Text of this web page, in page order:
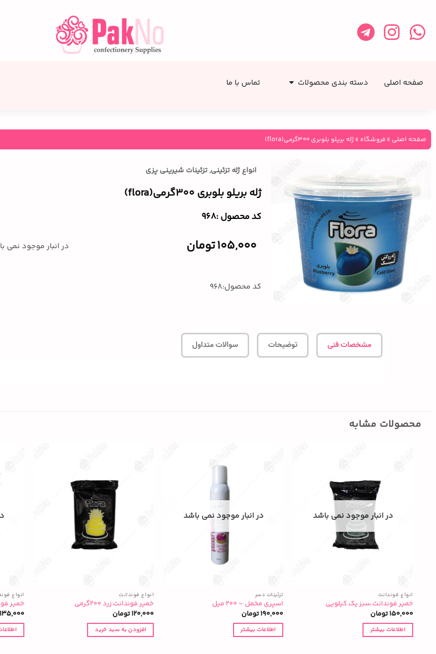
صفحه اصلی دسته بندی محصولات تماس با ما
صفحه اصلی »فروشگاه »ژله بریلو بلوبری 300گرمی(flora)
انواع ژله تزئینی, تزئینات شیرینی پزی
ژله بریلو بلوبری ۳۰۰گرمی(flora)
کد محصول :‌968
105,000تومان در انبار موجود نمی
کد محصول:968
مشخصات فنی توضیحات سوالات متداول
محصولات مشابه
در انبار موجود نمی باشد
انواع فوندانت
خمیر فوندانت سبز یک کیلویی
150,000تومان
اطلاعات بیشتر
در انبار موجود نمی باشد
تزئینات دسر
اسپری مخمل – ۲۰۰ میل
190,000تومان
اطلاعات بیشتر
انواع فوندانت
خمیر فوندانت زرد ۲۰۰گرمی
120,000تومان
افزودن به سبد خرید
انواع
خمیر